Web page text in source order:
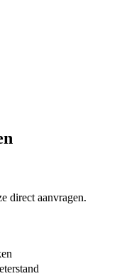
direct aanvragen.